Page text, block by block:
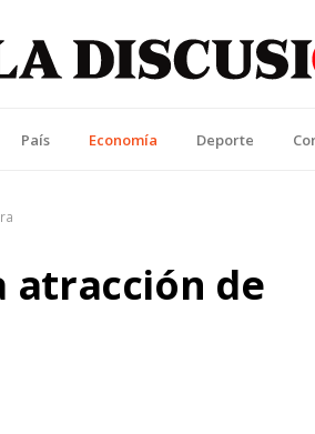
País Economía Deporte
atracción de